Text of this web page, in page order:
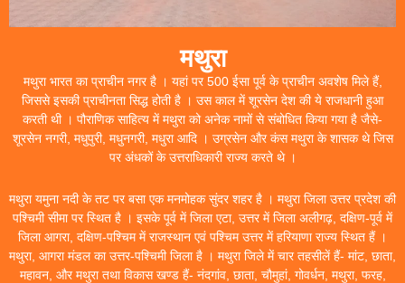
मथुरा
मथुरा भारत का प्राचीन नगर है । यहां पर 500 ईसा पूर्व के प्राचीन अवशेष मिले हैं,
जिससे इसकी प्राचीनता सिद्ध होती है । उस काल में शूरसेन देश की ये राजधानी हुआ
करती थी । पौराणिक साहित्य में मथुरा को अनेक नामों से संबोधित किया गया है जैसे-
शूरसेन नगरी, मधुपुरी, मधुनगरी, मधुरा आदि । उग्रसेन और कंस मथुरा के शासक थे जिस
पर अंधकों के उत्तराधिकारी राज्य करते थे ।
मथुरा यमुना नदी के तट पर बसा एक मनमोहक सुंदर शहर है । मथुरा जिला उत्तर प्रदेश की
पश्चिमी सीमा पर स्थित है । इसके पूर्व में जिला एटा, उत्तर में जिला अलीगढ़, दक्षिण-पूर्व में
जिला आगरा, दक्षिण-पश्चिम में राजस्थान एवं पश्चिम उत्तर में हरियाणा राज्य स्थित हैं ।
मथुरा, आगरा मंडल का उत्तर-पश्चिमी जिला है । मथुरा जिले में चार तहसीलें हैं- मांट, छाता,
महावन, और मथुरा तथा विकास खण्ड हैं- नंदगांव, छाता, चौमुहां, गोवर्धन, मथुरा, फरह,